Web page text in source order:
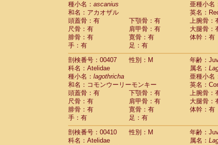
種小名： ascanius
亜種小名
和名：アカオザル
英名：
頭蓋骨：有
下顎骨：有
上腕骨：
尺骨：有
肩甲骨：有
大腿骨：
腓骨：有
寛骨：有
体幹：有
手：有
足：有
剖検番号：00407
性別：M
年齢：
科名：Atelidae
属名：
種小名： lagothricha
亜種小名
和名：コモンウーリーモンキー
英名：
頭蓋骨：有
下顎骨：有
上腕骨：
尺骨：有
肩甲骨：有
大腿骨：
腓骨：有
寛骨：有
体幹：有
手：有
足：有
剖検番号：00410
性別：M
年齢：
科名：Atelidae
属名：